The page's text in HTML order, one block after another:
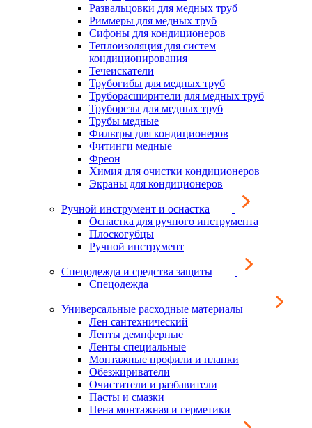
Развальцовки для медных труб
Риммеры для медных труб
Сифоны для кондиционеров
Теплоизоляция для систем
кондиционирования
Течеискатели
Трубогибы для медных труб
Труборасширители для медных труб
Труборезы для медных труб
Трубы медные
Фильтры для кондиционеров
Фитинги медные
Фреон
Химия для очистки кондиционеров
Экраны для кондиционеров
Ручной инструмент и оснастка
Оснастка для ручного инструмента
Плоскогубцы
Ручной инструмент
Спецодежда и средства защиты
Спецодежда
Универсальные расходные материалы
Лен сантехнический
Ленты демпферные
Ленты специальные
Монтажные профили и планки
Обезжириватели
Очистители и разбавители
Пасты и смазки
Пена монтажная и герметики